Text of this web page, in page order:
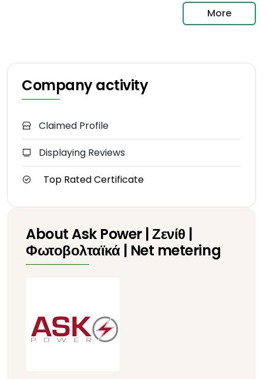
More
Company activity
Claimed Profile
Displaying Reviews
Top Rated Certificate
About Ask Power | Ζενίθ |
Φωτοβολταϊκά | Net metering